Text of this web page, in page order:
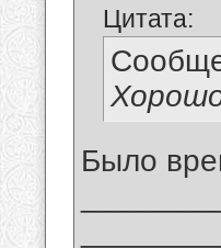
Цитата:
Было